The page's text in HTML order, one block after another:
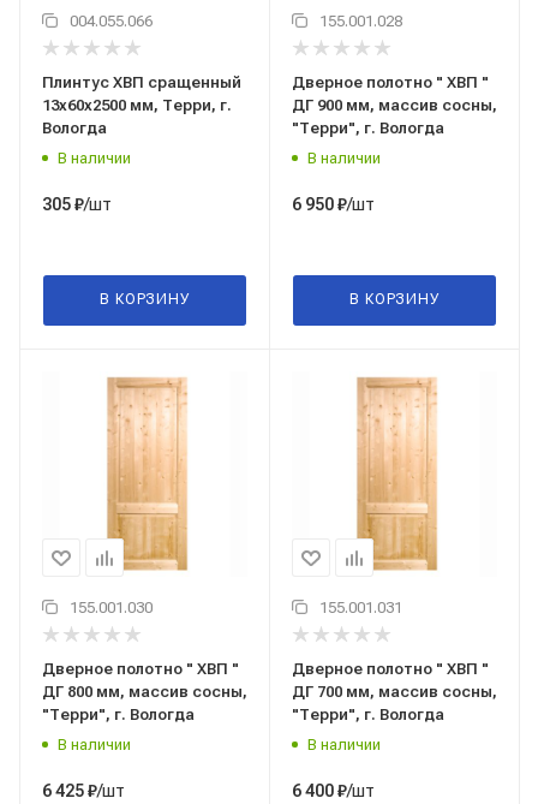
004.055.066
Плинтус ХВП сращенный
13x60x2500 мм, Терри, г.
Вологда
В наличии
305₽/шт
В КОРЗИНУ
155.001.028
Дверное полотно " ХВП "
ДГ 900 мм, массив сосны,
"Терри", г. Вологда
В наличии
6 950₽/шт
В КОРЗИНУ
155.001.030
Дверное полотно " ХВП "
ДГ 800 мм, массив сосны,
"Терри", г. Вологда
В наличии
6 425₽/шт
155.001.031
Дверное полотно " ХВП "
ДГ 700 мм, массив сосны,
"Терри", г. Вологда
В наличии
6 400₽/шт